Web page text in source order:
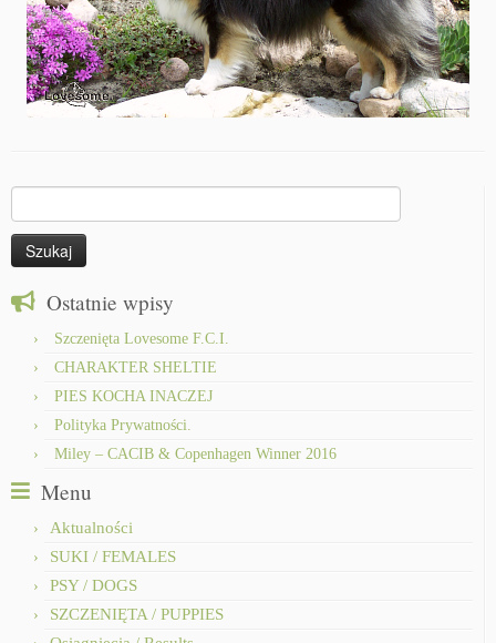
Ostatnie wpisy
Szczenięta Lovesome F.C.I.
CHARAKTER SHELTIE
PIES KOCHA INACZEJ
Polityka Prywatności.
Miley – CACIB & Copenhagen Winner 2016
Menu
Aktualności
SUKI / FEMALES
PSY / DOGS
SZCZENIĘTA / PUPPIES